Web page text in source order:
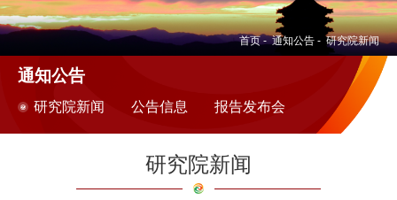
首页 - 通知公告 - 研究院新闻
通知公告
研究院新闻 公告信息 报告发布会
研究院新闻